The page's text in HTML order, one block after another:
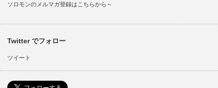
ソロモンのメルマガ登録はこちらから～
Twitter でフォロー
ツイート